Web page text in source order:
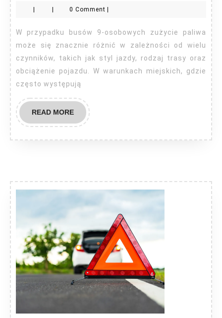
ile
pali?
0 Comment
W przypadku busów 9-osobowych zużycie paliwa
może się znacznie różnić w zależności od wielu
czynników, takich jak styl jazdy, rodzaj trasy oraz
obciążenie pojazdu. W warunkach miejskich, gdzie
często występują
READ MOREREAD
MORE